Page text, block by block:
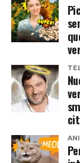
La coppia
anche
sul tavolo
semplice:
telecamere.